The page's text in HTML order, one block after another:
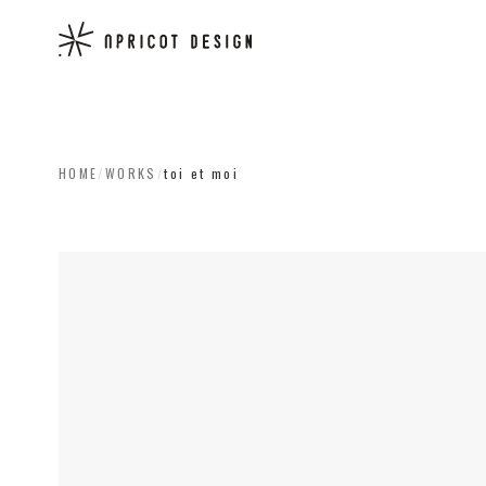
HOME/WORKS /toi et moi